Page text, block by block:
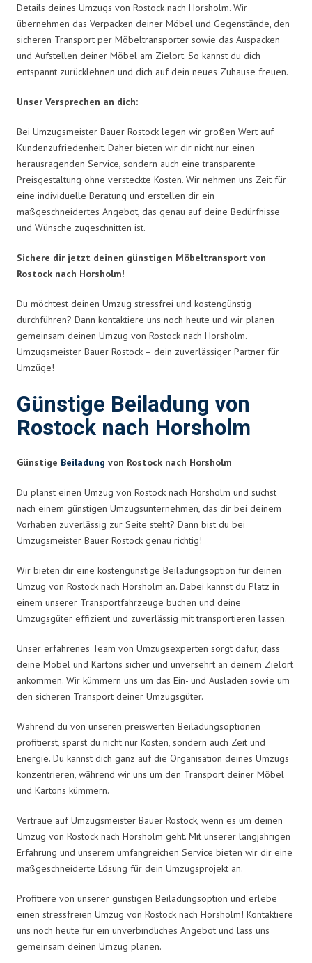
Details deines Umzugs von Rostock nach Horsholm. Wir
übernehmen das Verpacken deiner Möbel und Gegenstände, den
sicheren Transport per Möbeltransporter sowie das Auspacken
und Aufstellen deiner Möbel am Zielort. So kannst du dich
entspannt zurücklehnen und dich auf dein neues Zuhause freuen.
Unser Versprechen an dich:
Bei Umzugsmeister Bauer Rostock legen wir großen Wert auf
Kundenzufriedenheit. Daher bieten wir dir nicht nur einen
herausragenden Service, sondern auch eine transparente
Preisgestaltung ohne versteckte Kosten. Wir nehmen uns Zeit für
eine individuelle Beratung und erstellen dir ein
maßgeschneidertes Angebot, das genau auf deine Bedürfnisse
und Wünsche zugeschnitten ist.
Sichere dir jetzt deinen günstigen Möbeltransport von
Rostock nach Horsholm!
Du möchtest deinen Umzug stressfrei und kostengünstig
durchführen? Dann kontaktiere uns noch heute und wir planen
gemeinsam deinen Umzug von Rostock nach Horsholm.
Umzugsmeister Bauer Rostock – dein zuverlässiger Partner für
Umzüge!
Günstige Beiladung von
Rostock nach Horsholm
Günstige Beiladung von Rostock nach Horsholm
Du planst einen Umzug von Rostock nach Horsholm und suchst
nach einem günstigen Umzugsunternehmen, das dir bei deinem
Vorhaben zuverlässig zur Seite steht? Dann bist du bei
Umzugsmeister Bauer Rostock genau richtig!
Wir bieten dir eine kostengünstige Beiladungsoption für deinen
Umzug von Rostock nach Horsholm an. Dabei kannst du Platz in
einem unserer Transportfahrzeuge buchen und deine
Umzugsgüter effizient und zuverlässig mit transportieren lassen.
Unser erfahrenes Team von Umzugsexperten sorgt dafür, dass
deine Möbel und Kartons sicher und unversehrt an deinem Zielort
ankommen. Wir kümmern uns um das Ein- und Ausladen sowie um
den sicheren Transport deiner Umzugsgüter.
Während du von unseren preiswerten Beiladungsoptionen
profitierst, sparst du nicht nur Kosten, sondern auch Zeit und
Energie. Du kannst dich ganz auf die Organisation deines Umzugs
konzentrieren, während wir uns um den Transport deiner Möbel
und Kartons kümmern.
Vertraue auf Umzugsmeister Bauer Rostock, wenn es um deinen
Umzug von Rostock nach Horsholm geht. Mit unserer langjährigen
Erfahrung und unserem umfangreichen Service bieten wir dir eine
maßgeschneiderte Lösung für dein Umzugsprojekt an.
Profitiere von unserer günstigen Beiladungsoption und erlebe
einen stressfreien Umzug von Rostock nach Horsholm! Kontaktiere
uns noch heute für ein unverbindliches Angebot und lass uns
gemeinsam deinen Umzug planen.